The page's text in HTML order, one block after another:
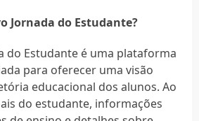
Jornada do Estudante?
do Estudante é uma plataforma
para oferecer uma visão
educacional dos alunos. Ao
do estudante, informações